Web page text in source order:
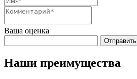
Ваша оценка
Отправить
Наши преимущества